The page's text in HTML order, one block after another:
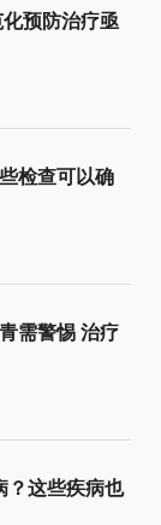
化预防治疗亟
检查可以确
需警惕 治疗
？这些疾病也